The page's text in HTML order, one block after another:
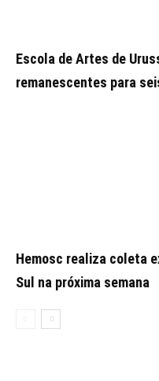
Escola de Artes de
remanescentes para
Hemosc realiza coleta
Sul na próxima semana